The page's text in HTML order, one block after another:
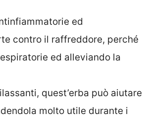
ed
contro il raffreddore, perché
ed alleviando la
quest’erba può aiutare
molto utile durante i